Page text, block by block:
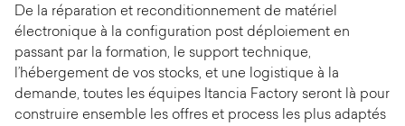
De la réparation et reconditionnement de matériel
électronique à la configuration post déploiement en
passant par la formation, le support technique,
l’hébergement de vos stocks, et une logistique à la
demande, toutes Ies équipes Itancia Factory seront là pour
construire ensemble les offres et process les plus adaptés